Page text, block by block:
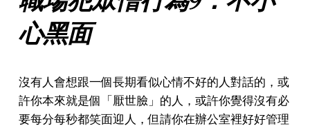
心黑面
沒有人會想跟一個長期看似心情不好的人對話的，或
許你本來就是個「厭世臉」的人，或許你覺得沒有必
要每分每秒都笑面迎人，但請你在辦公室裡好好管理